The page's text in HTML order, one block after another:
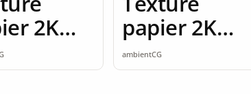
2K
papier 2K
seamless
ambientCG